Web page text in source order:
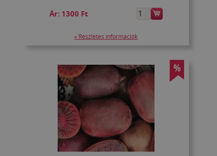
Ár: 1300 Ft
» Részletes információk
%